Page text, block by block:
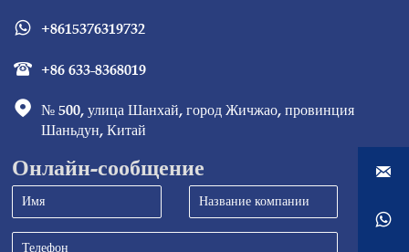
 +8615376319732
 +86 633-8368019
 № 500, улица Шанхай, город Жичжао, провинция
Шаньдун, Китай
Онлайн-сообщение 
